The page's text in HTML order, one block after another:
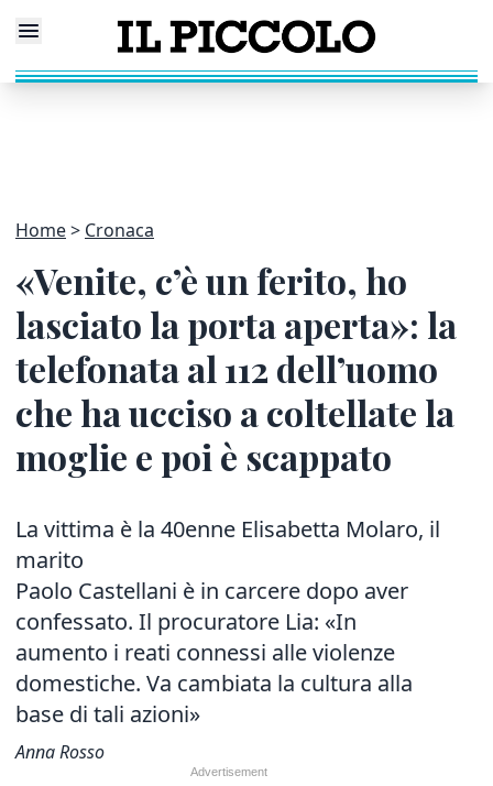
Home Cronaca
«Venite, c’è un ferito, ho
lasciato la porta aperta»: la
telefonata al 112 dell’uomo
che ha ucciso a coltellate la
moglie e poi è scappato
La vittima è la 40enne Elisabetta Molaro, il
marito
Paolo Castellani è in carcere dopo aver
confessato. Il procuratore Lia: «In
aumento i reati connessi alle violenze
domestiche. Va cambiata la cultura alla
base di tali azioni»
Anna Rosso